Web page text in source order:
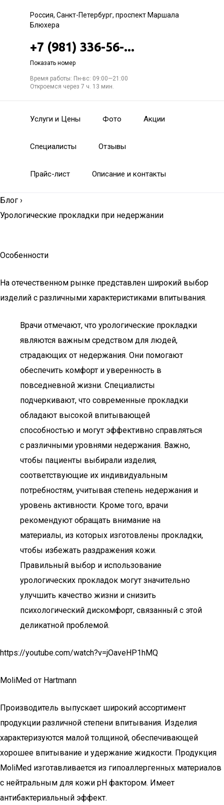
Россия, Санкт-Петербург, проспект Маршала
Блюхера
+7 (981) 336-56-...
Показать номер
Время работы: Пн-вс: 09:00—21:00
Откроемся через 7 ч. 13 мин.
Услуги и Цены Фото Акции
Специалисты Отзывы
Прайс-лист Описание и контакты
Блог ›
Урологические прокладки при недержании
Особенности
На отечественном рынке представлен широкий выбор
изделий с различными характеристиками впитывания.
Врачи отмечают, что урологические прокладки
являются важным средством для людей,
страдающих от недержания. Они помогают
обеспечить комфорт и уверенность в
повседневной жизни. Специалисты
подчеркивают, что современные прокладки
обладают высокой впитывающей
способностью и могут эффективно справляться
с различными уровнями недержания. Важно,
чтобы пациенты выбирали изделия,
соответствующие их индивидуальным
потребностям, учитывая степень недержания и
уровень активности. Кроме того, врачи
рекомендуют обращать внимание на
материалы, из которых изготовлены прокладки,
чтобы избежать раздражения кожи.
Правильный выбор и использование
урологических прокладок могут значительно
улучшить качество жизни и снизить
психологический дискомфорт, связанный с этой
деликатной проблемой.
https://youtube.com/watch?v=jOaveHP1hMQ
MoliMed от Hartmann
Производитель выпускает широкий ассортимент
продукции различной степени впитывания. Изделия
характеризуются малой толщиной, обеспечивающей
хорошее впитывание и удержание жидкости. Продукция
MoliMed изготавливается из гипоаллергенных материалов
с нейтральным для кожи pH фактором. Имеет
антибактериальный эффект.